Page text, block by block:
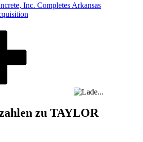
Inc. Completes Arkansas
zu TAYLOR